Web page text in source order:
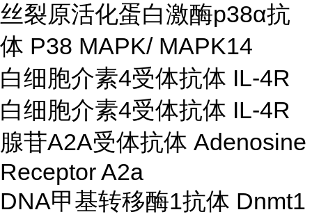
丝裂原活化蛋白激酶p38α抗
体 P38 MAPK/ MAPK14
白细胞介素4受体抗体 IL-4R
白细胞介素4受体抗体 IL-4R
腺苷A2A受体抗体 Adenosine
Receptor A2a
DNA甲基转移酶1抗体 Dnmt1